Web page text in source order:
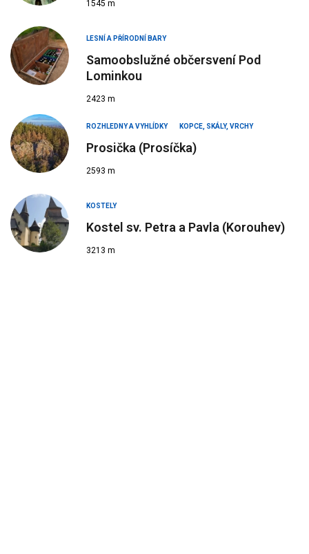
1545 m
LESNÍ A PŘÍRODNÍ BARY
Samoobslužné občersvení Pod
Lominkou
2423 m
ROZHLEDNY A VYHLÍDKY KOPCE, SKÁLY, VRCHY
Prosička (Prosíčka)
2593 m
KOSTELY
Kostel sv. Petra a Pavla (Korouhev)
3213 m